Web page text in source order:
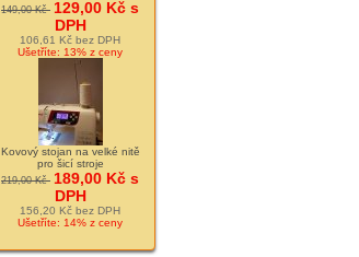
149,00 Kč 129,00 Kč s
DPH
106,61 Kč bez DPH
Ušetříte: 13% z ceny
Kovový stojan na velké nitě
pro šicí stroje
219,00 Kč 189,00 Kč s
DPH
156,20 Kč bez DPH
Ušetříte: 14% z ceny